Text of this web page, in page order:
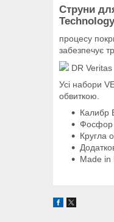
Струни
процесу
забезпечує
DR Veritas
Усі набори
обвиткою.
Калибр
Фосфор
Кругла
Made in